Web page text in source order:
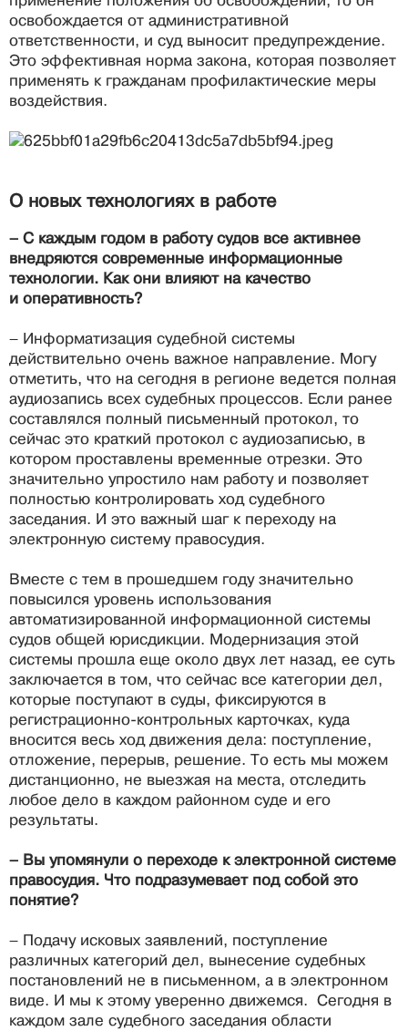
освобождается от административной
ответственности, и суд выносит предупреждение.
Это эффективная норма закона, которая позволяет
применять к гражданам профилактические меры
воздействия.
О новых технологиях в работе
– С каждым годом в работу судов все активнее
внедряются современные информационные
технологии. Как они влияют на качество
и оперативность?
– Информатизация судебной системы
действительно очень важное направление. Могу
отметить, что на сегодня в регионе ведется полная
аудиозапись всех судебных процессов. Если ранее
составлялся полный письменный протокол, то
сейчас это краткий протокол с аудиозаписью, в
котором проставлены временные отрезки. Это
значительно упростило нам работу и позволяет
полностью контролировать ход судебного
заседания. И это важный шаг к переходу на
электронную систему правосудия.
Вместе с тем в прошедшем году значительно
повысился уровень использования
автоматизированной информационной системы
судов общей юрисдикции. Модернизация этой
системы прошла еще около двух лет назад, ее суть
заключается в том, что сейчас все категории дел,
которые поступают в суды, фиксируются в
регистрационно-контрольных карточках, куда
вносится весь ход движения дела: поступление,
отложение, перерыв, решение. То есть мы можем
дистанционно, не выезжая на места, отследить
любое дело в каждом районном суде и его
результаты.
– Вы упомянули о переходе к электронной системе
правосудия. Что подразумевает под собой это
понятие?
– Подачу исковых заявлений, поступление
различных категорий дел, вынесение судебных
постановлений не в письменном, а в электронном
виде. И мы к этому уверенно движемся. Сегодня в
каждом зале судебного заседания области